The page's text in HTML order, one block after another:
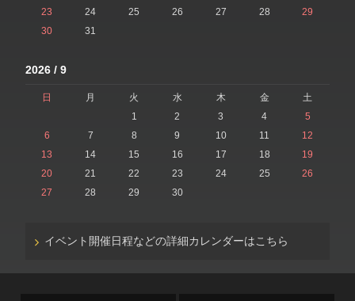
23
24 25 26 27 28
29
30
31
2026 / 9
日 月 火 水 木 金
土
1
2 3 4
5
6
7 8 9 10 11
12
13
14 15 16 17 18
19
20
21 22 23 24 25
26
27
28 29 30
イベント開催日程などの詳細カレンダーはこちら